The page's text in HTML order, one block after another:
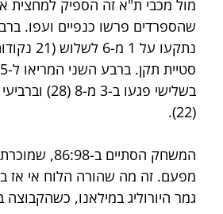
מול מכבי ת"א זה הספיק למחצית
שהספרדים פרשו כנפיים ועפו.
נתקעו על 1
(22).
המשחק הסתיים
גמר היורוליג במילאנו,